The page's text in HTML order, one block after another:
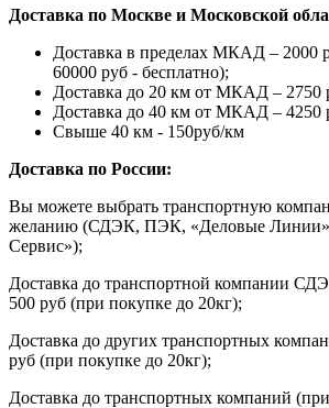
Доставка по Москве и Московской
Доставка в пределах МКАД – 2000
60000 руб - бесплатно);
Доставка до 20 км от МКАД – 2750
Доставка до 40 км от МКАД – 4250
Свыше 40 км - 150руб/км
Доставка по России:
Вы можете выбрать транспортную
желанию (СДЭК, ПЭК, «Деловые Линии»
Сервис»);
Доставка до транспортной компании
500 руб (при покупке до 20кг);
Доставка до других транспортных
руб (при покупке до 20кг);
Доставка до транспортных компаний